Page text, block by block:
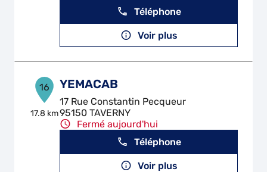
Téléphone
Voir plus
16
17.8 km
YEMACAB
17 Rue Constantin Pecqueur
95150 TAVERNY
Fermé aujourd'hui
Téléphone
Voir plus